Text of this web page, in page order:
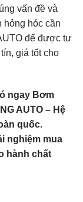
vấn đề và
hỏng hóc cần
để được tư
giá tốt cho
ngay Bơm
AUTO – Hệ
quốc.
nghiệm mua
hành chất